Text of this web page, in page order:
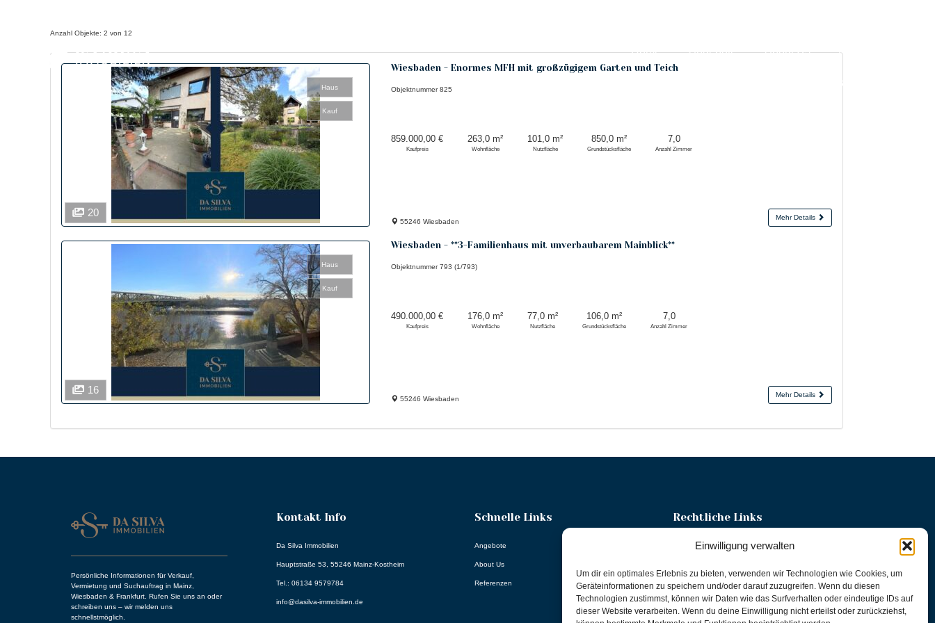
Einwilligung verwalten
Um dir ein optimales Erlebnis zu bieten, verwenden wir Technologien wie Cookies, um
Geräteinformationen zu speichern und/oder darauf zuzugreifen. Wenn du diesen
Technologien zustimmst, können wir Daten wie das Surfverhalten oder eindeutige IDs auf
dieser Website verarbeiten. Wenn du deine Einwilligung nicht erteilst oder zurückziehst,
Home Angebote About Us Referenzen
Dienstleistungen
Anzahl Objekte: 2 von 12
20
Haus
Kauf
Wiesbaden - Enormes MFH mit großzügigem Garten und Teich
Objektnummer 825
859.000,00 €
Kaufpreis
263,0 m²
Wohnfläche
101,0 m²
Nutzfläche
850,0 m²
Grundstücksfläche
7,0
Anzahl Zimmer
55246 Wiesbaden
Mehr Details
16
Haus
Kauf
Wiesbaden - **3-Familienhaus mit unverbaubarem Mainblick**
Objektnummer 793 (1/793)
490.000,00 €
Kaufpreis
176,0 m²
Wohnfläche
77,0 m²
Nutzfläche
106,0 m²
Grundstücksfläche
7,0
Anzahl Zimmer
55246 Wiesbaden
Mehr Details
Persönliche Informationen für Verkauf,
Vermietung und Suchauftrag in Mainz,
Wiesbaden & Frankfurt. Rufen Sie uns an oder
schreiben uns – wir melden uns
schnellstmöglich.
Kontakt Info
Da Silva Immobilien
Hauptstraße 53, 55246 Mainz-Kostheim
Tel.: 06134 9579784
info@dasilva-immobilien.de
Schnelle Links
Angebote
About Us
Referenzen
Rechtliche Links
Datenschutzerklärung